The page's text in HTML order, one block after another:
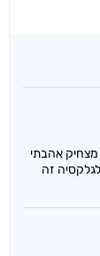
אהבתי
זה